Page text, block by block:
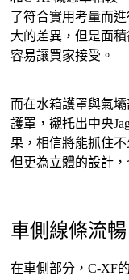
了符合實用考量而
大的差異，但是面
容易讓買家接受。
而在水箱護罩與氣
護罩，襯托出中央
果，相信將能抓住
但更為立體的設計
車側線條流
在車側部分，C-XF